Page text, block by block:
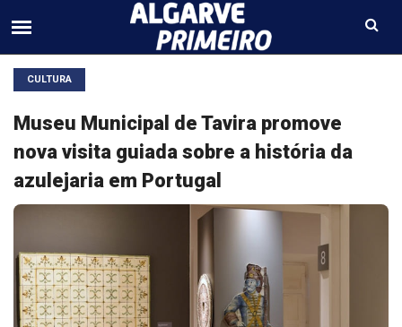
CULTURA
Museu Municipal de Tavira promove
nova visita guiada sobre a história da
azulejaria em Portugal